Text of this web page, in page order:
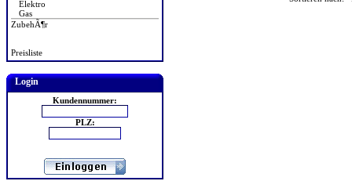
Elektro
Gas
ZubehÃ¶r
Preisliste
Login
Kundennummer:
PLZ: